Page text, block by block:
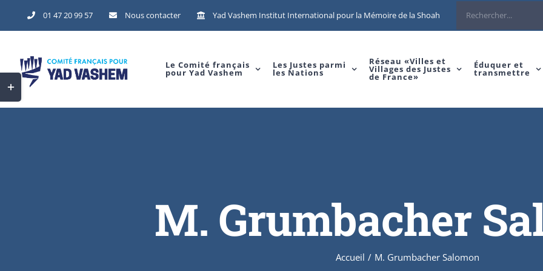
to
01 47 20 99 57 Nous contacter Yad Vashem Institut International pour la Mémoire de la Shoah Rechercher
Le Comité français
pour Yad Vashem
Les Justes parmi
les Nations
Réseau «Villes et
Villages des Justes
de France»
Éduquer et
transmettre
M. Grumbacher
Accueil / M. Grumbacher Salomon
Toggle
Sliding